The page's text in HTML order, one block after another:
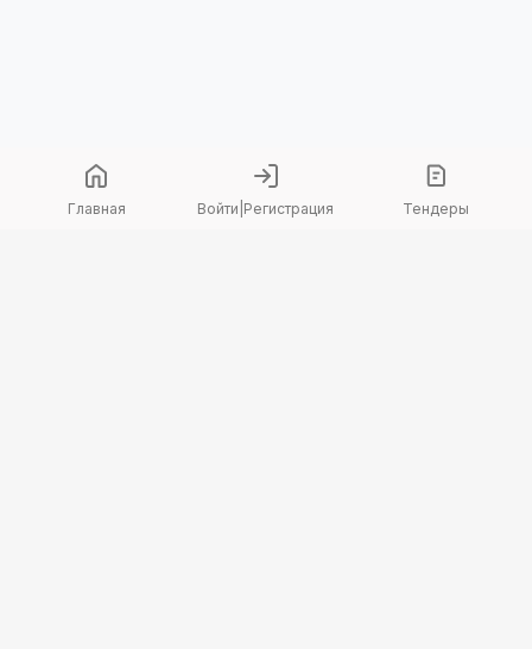
Главная Войти Регистрация Тендеры